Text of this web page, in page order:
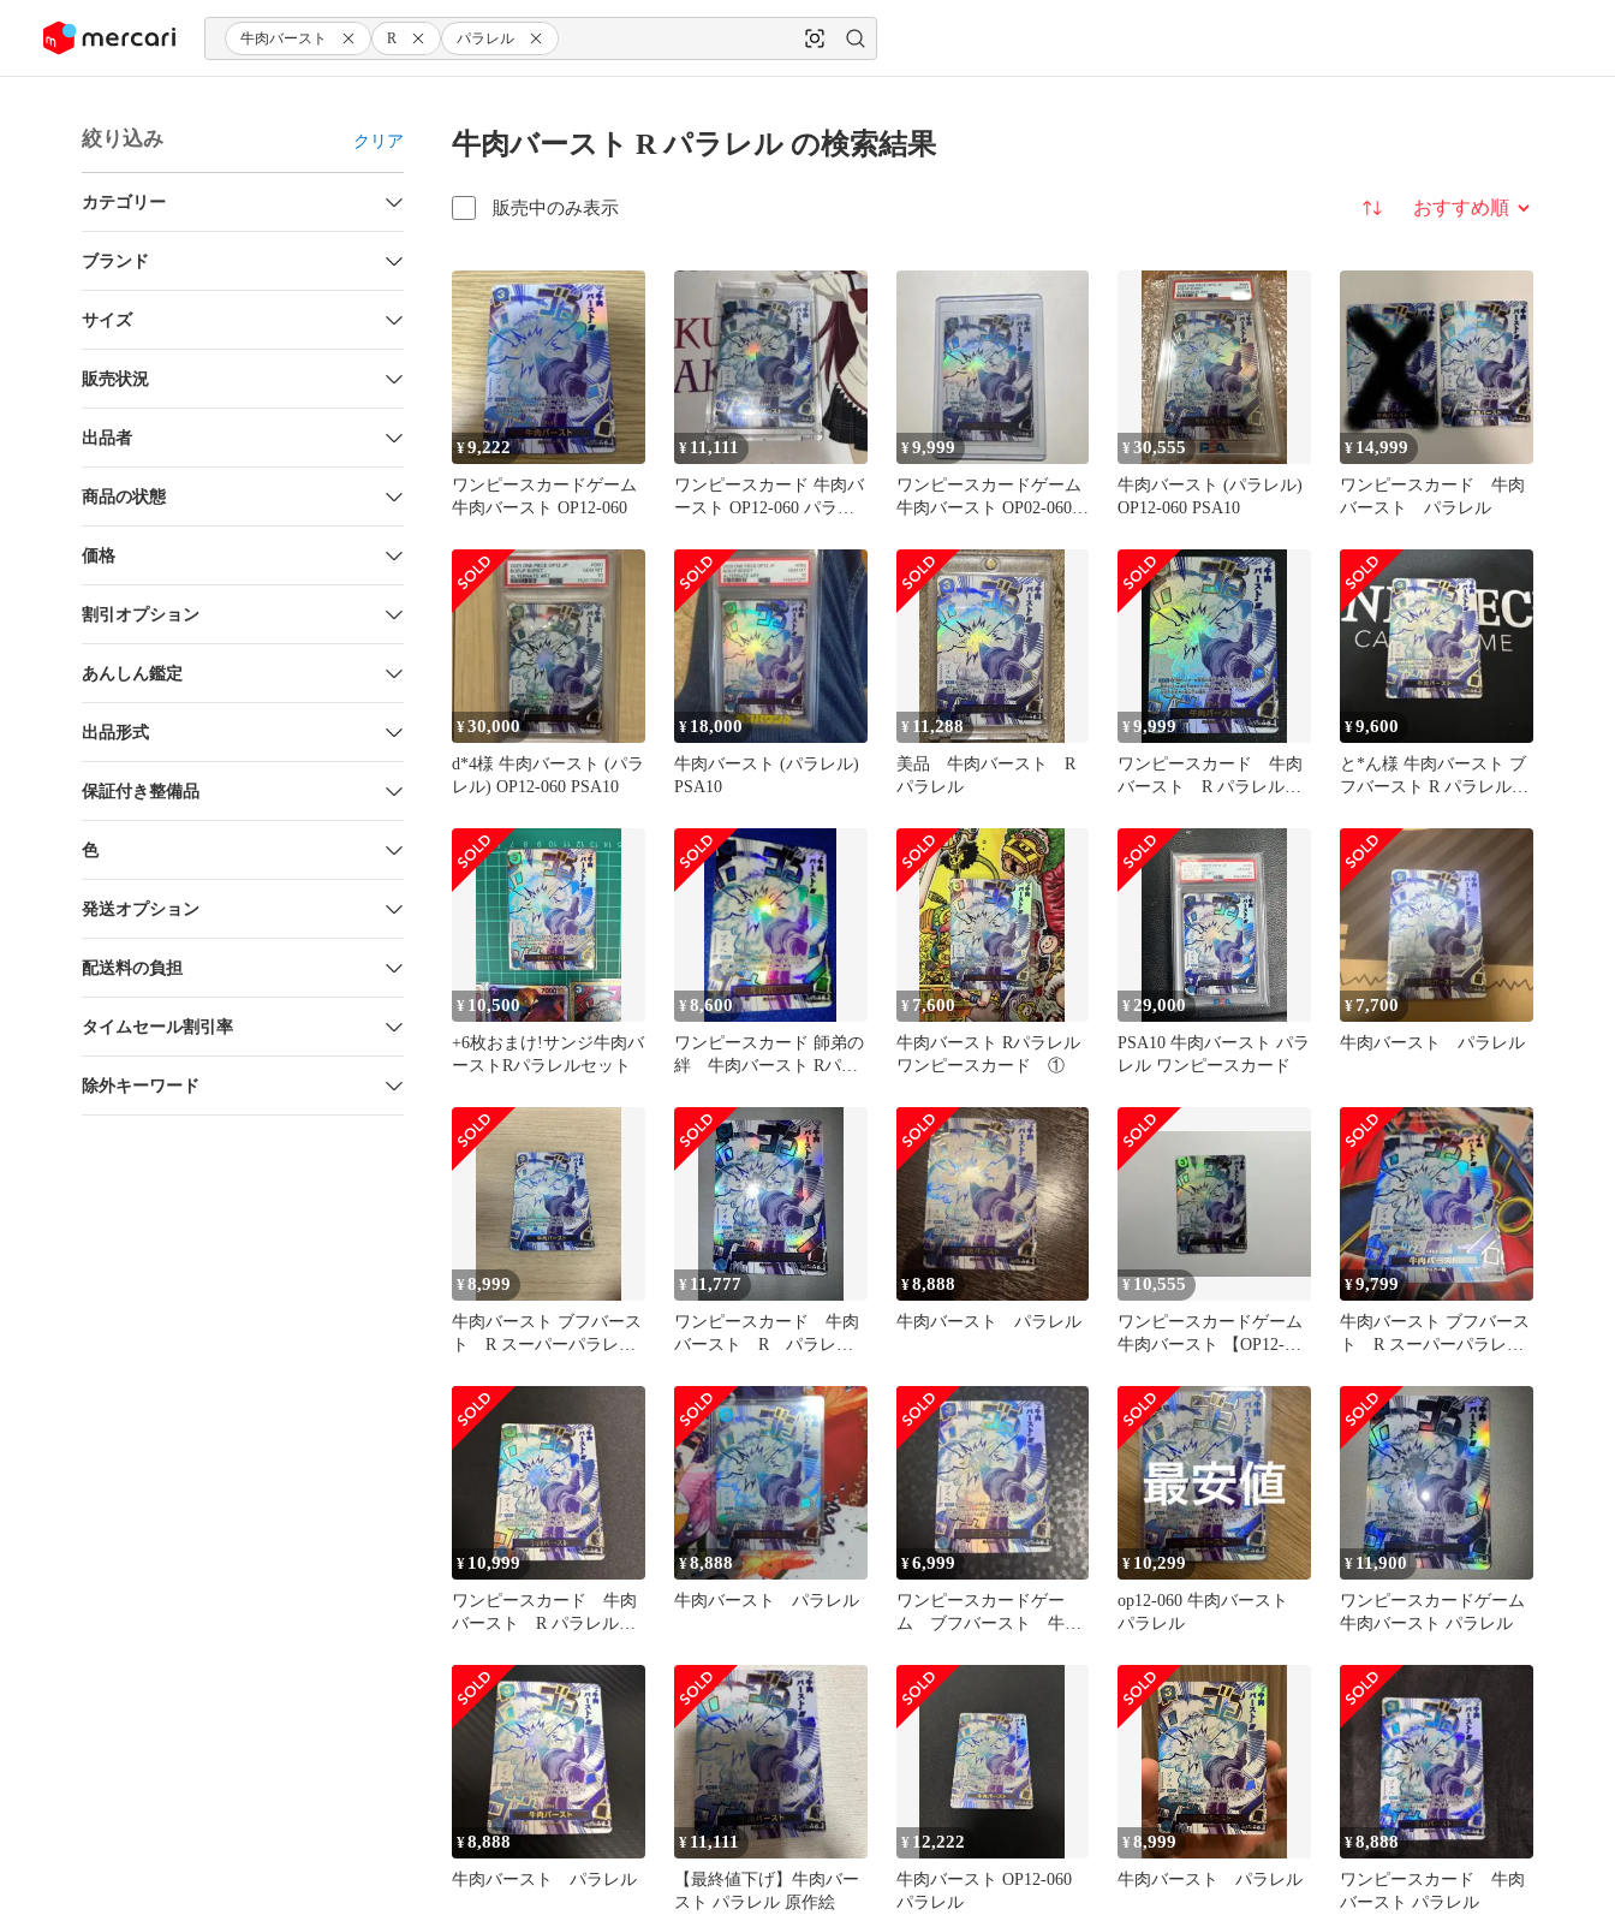
ツにスキップ 牛肉バースト R パラレル
絞り込み クリア
カテゴリー
ブランド
サイズ
販売状況
出品者
商品の状態
価格
割引オプション
あんしん鑑定
出品形式
保証付き整備品
色
発送オプション
配送料の負担
タイムセール割引率
除外キーワード
牛肉バースト R パラレル の検索結果
販売中のみ表示 並び替え
¥9,222
ワンピースカードゲーム
牛肉バースト OP12-060
¥ 11,111
ワンピースカード 牛肉バ
ースト OP12-060 パラレ
¥9,999
ワンピースカードゲーム
牛肉バースト OP02-060
¥30,555
牛肉バースト (パラレル)
OP12-060 PSA10
¥ 14,999
ワンピースカード 牛肉
バースト パラレル
¥30,000
d*4様 牛肉バースト (パラ
レル) OP12-060 PSA10
¥ 18,000
牛肉バースト (パラレル)
PSA10
¥ 11,288
美品 牛肉バースト R
パラレル
¥9,999
ワンピースカード 牛肉
バースト R パラレル
¥9,600
と*ん様 牛肉バースト ブ
フバースト R パラレル
¥ 10,500
+6枚おまけ!サンジ牛肉バ
ーストRパラレルセット
¥8,600
ワンピースカード 師弟の
絆 牛肉バースト Rパラ
¥ 7,600
牛肉バースト Rパラレル
ワンピースカード ①
¥ 29,000
PSA10 牛肉バースト パラ
レル ワンピースカード
¥7,700
牛肉バースト パラレル
¥8,999
牛肉バースト ブフバース
ト R スーパーパラレル
¥ 11,777
ワンピースカード 牛肉
バースト R パラレ
¥8,888
牛肉バースト パラレル
¥ 10,555
ワンピースカードゲーム
牛肉バースト 【OP12-
¥9,799
牛肉バースト ブフバース
ト R スーパーパラレル
¥ 10,999
ワンピースカード 牛肉
バースト R パラレル
¥8,888
牛肉バースト パラレル
¥6,999
ワンピースカードゲー
ム ブフバースト 牛肉
¥ 10,299
op12-060 牛肉バースト
パラレル
¥ 11,900
ワンピースカードゲーム
牛肉バースト パラレル
¥8,888
牛肉バースト パラレル
¥ 11,111
【最終値下げ】牛肉バー
スト パラレル 原作絵
¥ 12,222
牛肉バースト OP12-060
パラレル
¥8,999
牛肉バースト パラレル
¥8,888
ワンピースカード 牛肉
バースト パラレル